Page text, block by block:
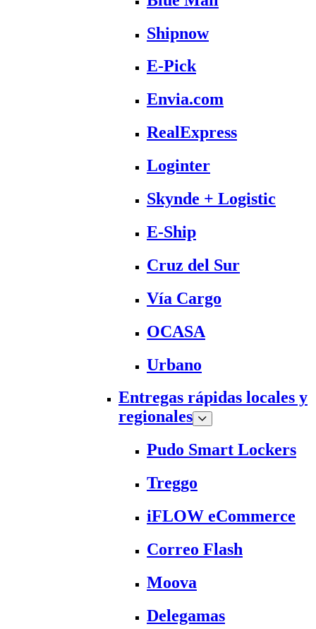
Shipnow
E-Pick
Envia.com
RealExpress
Loginter
Skynde + Logistic
E-Ship
Cruz del Sur
Vía Cargo
OCASA
Urbano
Entregas rápidas locales y
regionales
Pudo Smart Lockers
Treggo
iFLOW eCommerce
Correo Flash
Moova
Delegamas